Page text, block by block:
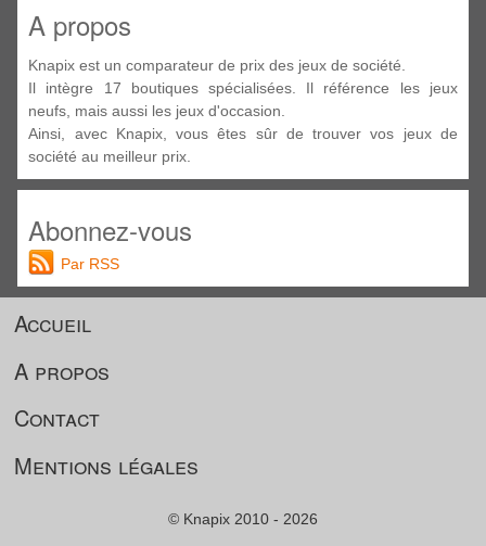
A propos
Knapix est un comparateur de prix des jeux de société.
Il intègre 17 boutiques spécialisées. Il référence les jeux
neufs, mais aussi les jeux d'occasion.
Ainsi, avec Knapix, vous êtes sûr de trouver vos jeux de
société au meilleur prix.
Abonnez-vous
Par RSS
Accueil
A propos
Contact
Mentions légales
© Knapix 2010 - 2026